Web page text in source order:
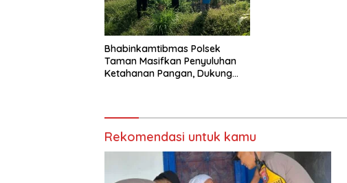
Bhabinkamtibmas Polsek
Taman Masifkan Penyuluhan
Ketahanan Pangan, Dukung
Rekomendasi untuk kamu